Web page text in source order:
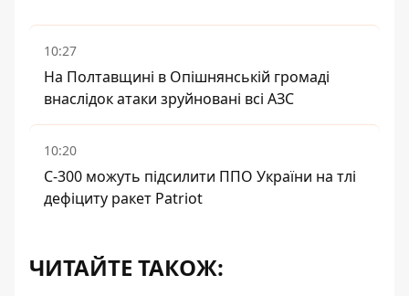
10:27
На Полтавщині в Опішнянській громаді
внаслідок атаки зруйновані всі АЗС
10:20
С-300 можуть підсилити ППО України на тлі
дефіциту ракет Patriot
ЧИТАЙТЕ ТАКОЖ: